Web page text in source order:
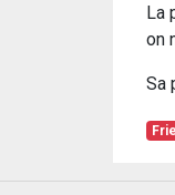
La
on
Sa